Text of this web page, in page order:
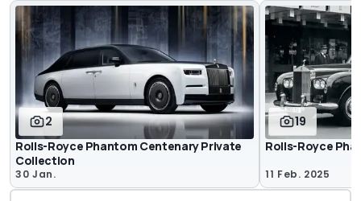
2
Rolls-Royce Phantom Centenary Private
Collection
30 Jan.
19
Rolls-Royce
11 Feb. 2025